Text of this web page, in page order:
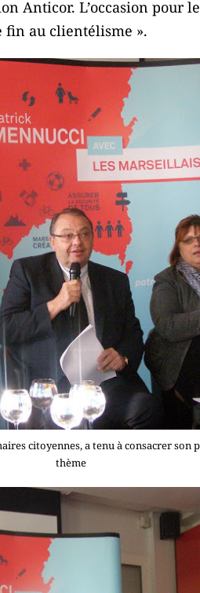
Anticor. L’occasion pour
fin au clientélisme ».
citoyennes, a tenu à consacrer son
thème